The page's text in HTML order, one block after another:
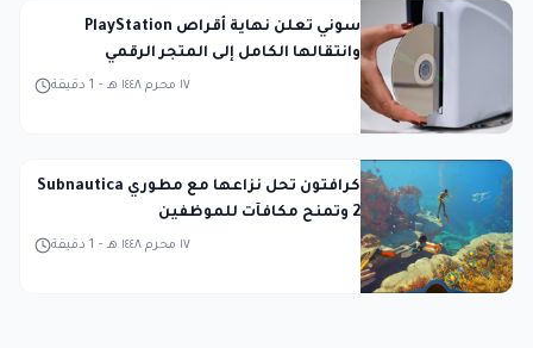
سوني تعلن نهاية أقراص PlayStation
وانتقالها الكامل إلى المتجر الرقمي
1 دقيقة - ١٧ محرم ١٤٤٨ هـ
كرافتون تحل نزاعها مع مطوري Subnautica
2 وتمنح مكافآت للموظفين
1 دقيقة - ١٧ محرم ١٤٤٨ هـ